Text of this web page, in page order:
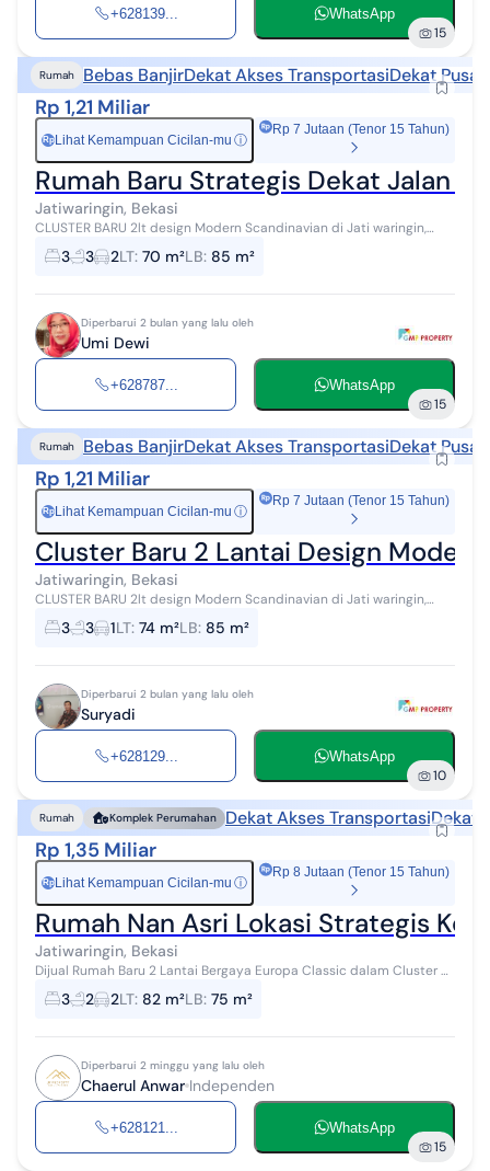
+628139... WhatsApp
15
Rumah Bebas BanjirDekat Akses TransportasiDekat
Rp 1,21 Miliar
Rp Lihat Kemampuan Cicilan-mu ⓘ
Rp 7 Jutaan (Tenor 15 Tahun)
Rumah Baru Strategis Dekat Jalan
Jatiwaringin, Bekasi
CLUSTER BARU 2lt design Modern Scandinavian di Jati waringin,
Pondok Gede Bekasi Kota Selangkah ke Lubang Buaya, Halim Bebas
banjir UNIT TERBATAS...
3 3 2LT: 70 m²LB: 85 m²
Diperbarui 2 bulan yang lalu oleh
Umi Dewi
+628787... WhatsApp
15
Rumah Bebas BanjirDekat Akses TransportasiDekat
Rp 1,21 Miliar
Rp Lihat Kemampuan Cicilan-mu ⓘ
Rp 7 Jutaan (Tenor 15 Tahun)
Cluster Baru 2 Lantai Design
Jatiwaringin, Bekasi
CLUSTER BARU 2lt design Modern Scandinavian di Jati waringin,
Pondok Gede Bekasi Kota Selangkah ke Lubang Buaya, Halim Bebas
banjir UNIT TERBATAS...
3 3 1LT: 74 m²LB: 85 m²
Diperbarui 2 bulan yang lalu oleh
Suryadi
+628129... WhatsApp
10
Rumah Komplek Perumahan Dekat Akses TransportasiDekat
Rp 1,35 Miliar
Rp Lihat Kemampuan Cicilan-mu ⓘ
Rp 8 Jutaan (Tenor 15 Tahun)
Rumah Nan Asri Lokasi Strategis Ke
Jatiwaringin, Bekasi
Dijual Rumah Baru 2 Lantai Bergaya Europa Classic dalam Cluster di
Jatiwaringin, Pondok Gede, Kota Bekasi. Promo : Free BPHTB Free
Biaya Balik Nam...
3 2 2LT: 82 m²LB: 75 m²
Diperbarui 2 minggu yang lalu oleh
Chaerul Anwar Independen
+628121... WhatsApp
15